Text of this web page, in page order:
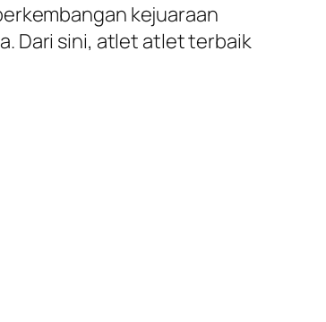
kejuaraan
Dari sini, atlet atlet terbaik